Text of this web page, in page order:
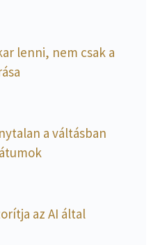
lenni, nem csak a
a váltásban
az AI által